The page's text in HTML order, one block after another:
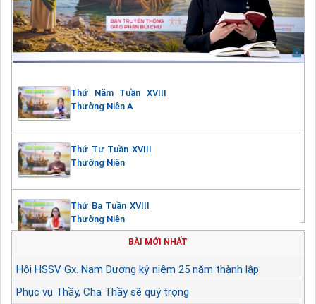
Thứ Năm Tuần XVIII
Thường Niên A
Thứ Tư Tuần XVIII
Thường Niên
Thứ Ba Tuần XVIII
Thường Niên
BÀI MỚI NHẤT
Hội HSSV Gx. Nam Dương kỷ niệm 25 năm thành lập
Phục vụ Thầy, Cha Thầy sẽ quý trọng